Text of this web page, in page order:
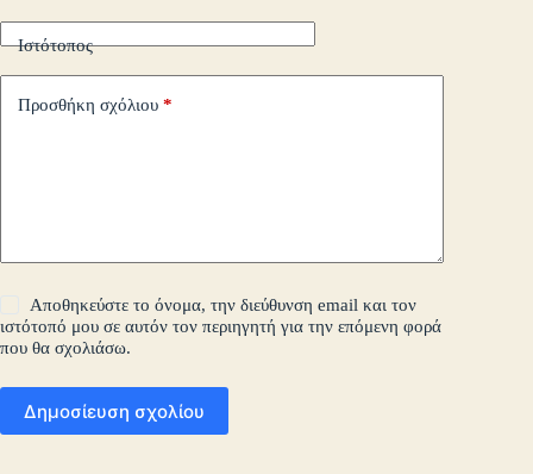
Ιστότοπος
Προσθήκη σχόλιου *
Αποθηκεύστε το όνομα, την διεύθυνση email και τον
ιστότοπό μου σε αυτόν τον περιηγητή για την επόμενη φορά
που θα σχολιάσω.
Δημοσίευση σχολίου